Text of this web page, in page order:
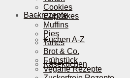
Backrezepte
Kuchen A-Z
Käsekuchen
Cookies
Cupcakes
Muffins
Pies
Tartes
Brot & Co.
Frühstück
Vegane Rezepte